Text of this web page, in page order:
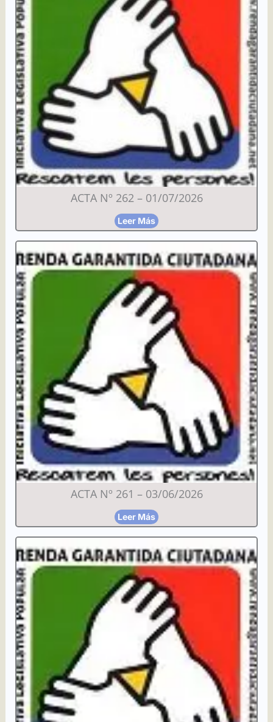
ACTA Nº 262 – 01/07/2026
Leer Más
ACTA Nº 261 – 03/06/2026
Leer Más